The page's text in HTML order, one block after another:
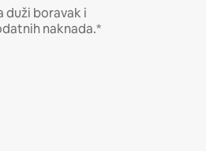
duži boravak i
naknada.*